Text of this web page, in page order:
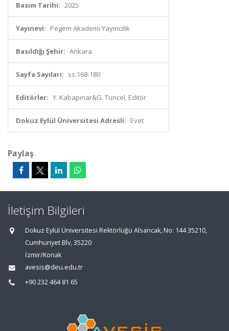
Basım Tarihi: 2025
Yayınevi: Pegem Akademi Yayıncılık
Basıldığı Şehir: Ankara
Sayfa Sayıları: ss.168-180
Editörler: Y. Kabapınar&G. Tuncel, Editör
Dokuz Eylül Üniversitesi Adresli: Evet
Paylaş
İletişim Bilgileri
Dokuz Eylül Üniversitesi Rektörlüğü Alsancak, No: 144 35210,
Cumhuriyet Blv, 35220
İzmir/Konak
avesis@deu.edu.tr
+90 232 464 81 65